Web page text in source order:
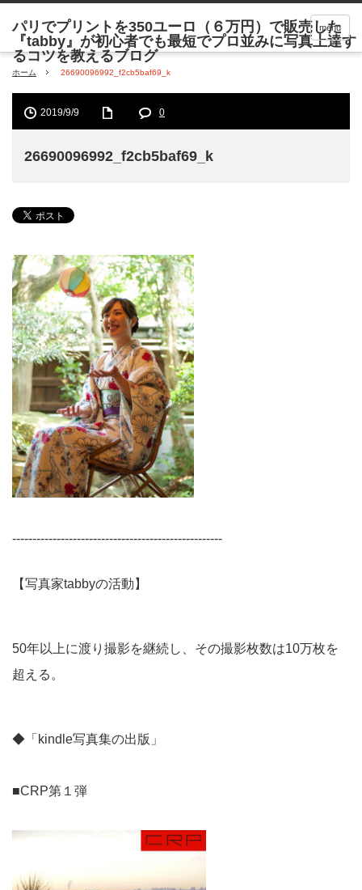
menu
ホーム 26690096992_f2cb5baf69_k
2019/9/9 0
26690096992_f2cb5baf69_k
----------------------------------------------------
【写真家tabbyの活動】
50年以上に渡り撮影を継続し、その撮影枚数は10万枚を
超える。
◆「kindle写真集の出版」
■CRP第１弾